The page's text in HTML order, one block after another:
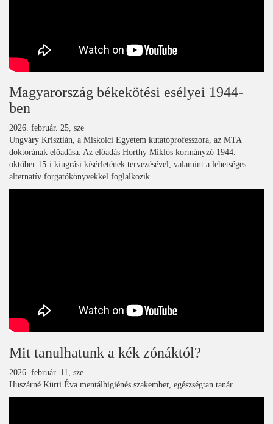
Magyarország békekötési esélyei 1944-
ben
2026. február. 25, sze
Ungváry Krisztián, a Miskolci Egyetem kutatóprofesszora, az MTA
doktorának előadása. Az előadás Horthy Miklós kormányzó 1944.
október 15-i kiugrási kísérletének tervezésével, valamint a lehetséges
alternatív forgatókönyvekkel foglalkozik.
Mit tanulhatunk a kék zónáktól?
2026. február. 11, sze
Huszárné Kürti Éva mentálhigiénés szakember, egészségtan tanár